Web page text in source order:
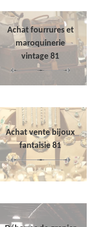
Achat fourrures et
maroquinerie
vintage 81
Achat vente bijoux
fantaisie 81